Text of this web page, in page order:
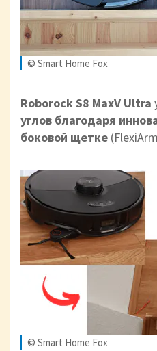
© Smart Home Fox
Roborock S8 MaxV Ultra
углов благодаря
боковой щетке
© Smart Home Fox